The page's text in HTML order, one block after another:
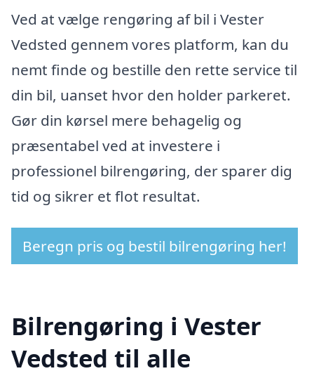
Ved at vælge rengøring af bil i Vester
Vedsted gennem vores platform, kan du
nemt finde og bestille den rette service til
din bil, uanset hvor den holder parkeret.
Gør din kørsel mere behagelig og
præsentabel ved at investere i
professionel bilrengøring, der sparer dig
tid og sikrer et flot resultat.
Beregn pris og bestil bilrengøring her!
Bilrengøring i Vester
Vedsted til alle